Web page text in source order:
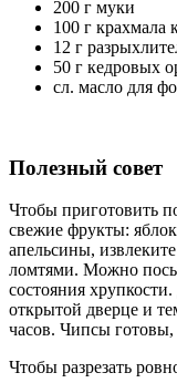
200 г муки
100 г крахмала
12 г
50 г кедровых
сл. масло для
Полезный совет
Чтобы приготовить
свежие фрукты:
апельсины,
ломтями. Можно
состояния
открытой дверце и
часов. Чипсы готовы,
Чтобы разрезать